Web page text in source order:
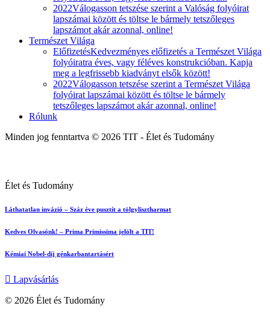
2022Válogasson tetszése szerint a Valóság folyóirat
lapszámai között és töltse le bármely tetszőleges
lapszámot akár azonnal, online!
Természet Világa
ElőfizetésKedvezményes előfizetés a Természet Világa
folyóiratra éves, vagy féléves konstrukcióban. Kapja
meg a legfrissebb kiadványt elsők között!
2022Válogasson tetszése szerint a Természet Világa
folyóirat lapszámai között és töltse le bármely
tetszőleges lapszámot akár azonnal, online!
Rólunk
Minden jog fenntartva © 2026 TIT - Élet és Tudomány
Élet és Tudomány
Láthatatlan invázió – Száz éve pusztít a tölgylisztharmat
Kedves Olvasónk! – Prima Primissima jelölt a TIT!
Kémiai Nobel-díj génkarbantartásért
Lapvásárlás
© 2026 Élet és Tudomány